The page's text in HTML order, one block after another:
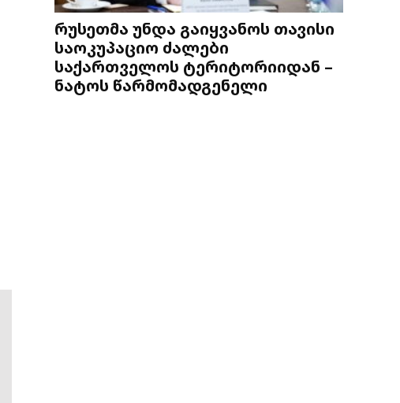
რუსეთმა უნდა გაიყვანოს თავისი
საოკუპაციო ძალები
საქართველოს ტერიტორიიდან –
ნატოს წარმომადგენელი